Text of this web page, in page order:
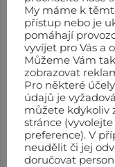
držákem
Výbava na přání
boční
úchyt
Technické údaje
Motor
My máme k
přístup nebo je
pomáhají
vyvíjet pro Vás a
Můžeme Vám
zobrazovat
Pro některé
údajů je
můžete kdykoliv
stránce
preference). V
neudělit či jej
doručovat